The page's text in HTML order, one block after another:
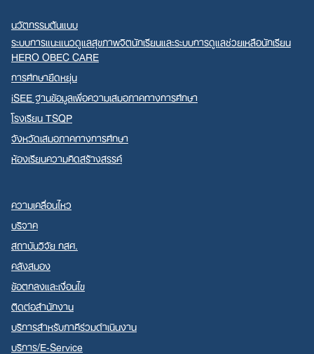
นวัตกรรมต้นแบบ
ระบบการแนะแนวดูแลสุขภาพจิตนักเรียนและระบบการดูแลช่วยเหลือนักเรียน
HERO OBEC CARE
การศึกษายืดหยุ่น
iSEE ฐานข้อมูลเพื่อความเสมอภาคทางการศึกษา
โรงเรียน TSQP
จังหวัดเสมอภาคทางการศึกษา
ห้องเรียนความคิดสร้างสรรค์
ความเคลื่อนไหว
บริจาค
สถาบันวิจัย กสศ.
คลังสมอง
ข้อตกลงและเงื่อนไข
ติดต่อสำนักงาน
บริการสำหรับภาคีร่วมดำเนินงาน
บริการ/E-Service